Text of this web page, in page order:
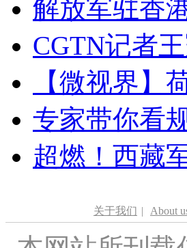
解放军驻香
CGTN记者
【微视界】
专家带你看
超燃！西藏
关于我们 | About